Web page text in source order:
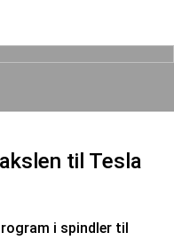
til Tesla
i spindler til